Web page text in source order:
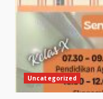
Uncategorized